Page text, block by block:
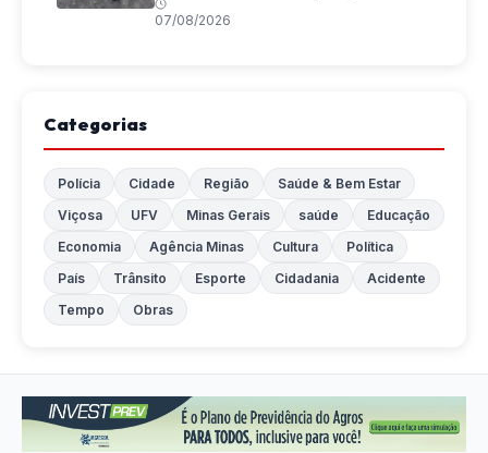
07/08/2026
Categorias
Polícia Cidade Região
Saúde & Bem Estar
Viçosa
UFV Minas Gerais saúde
Educação
Economia
Agência Minas Cultura
Política
País
Trânsito Esporte Cidadania
Acidente
Tempo
Obras